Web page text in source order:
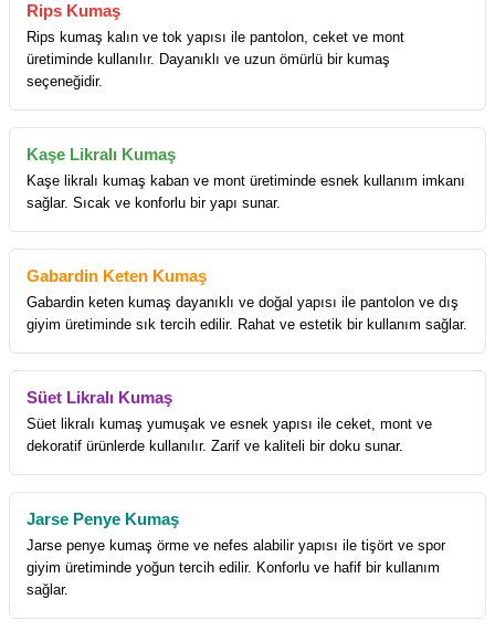
Rips Kumaş
Rips kumaş kalın ve tok yapısı ile pantolon, ceket ve mont
üretiminde kullanılır. Dayanıklı ve uzun ömürlü bir kumaş
seçeneğidir.
Kaşe Likralı Kumaş
Kaşe likralı kumaş kaban ve mont üretiminde esnek kullanım imkanı
sağlar. Sıcak ve konforlu bir yapı sunar.
Gabardin Keten Kumaş
Gabardin keten kumaş dayanıklı ve doğal yapısı ile pantolon ve dış
giyim üretiminde sık tercih edilir. Rahat ve estetik bir kullanım sağlar.
Süet Likralı Kumaş
Süet likralı kumaş yumuşak ve esnek yapısı ile ceket, mont ve
dekoratif ürünlerde kullanılır. Zarif ve kaliteli bir doku sunar.
Jarse Penye Kumaş
Jarse penye kumaş örme ve nefes alabilir yapısı ile tişört ve spor
giyim üretiminde yoğun tercih edilir. Konforlu ve hafif bir kullanım
sağlar.